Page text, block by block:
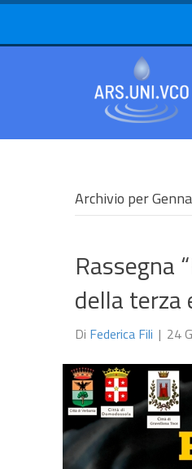
Archivio per
Rassegna
della terza
Di Federica Fili | 24